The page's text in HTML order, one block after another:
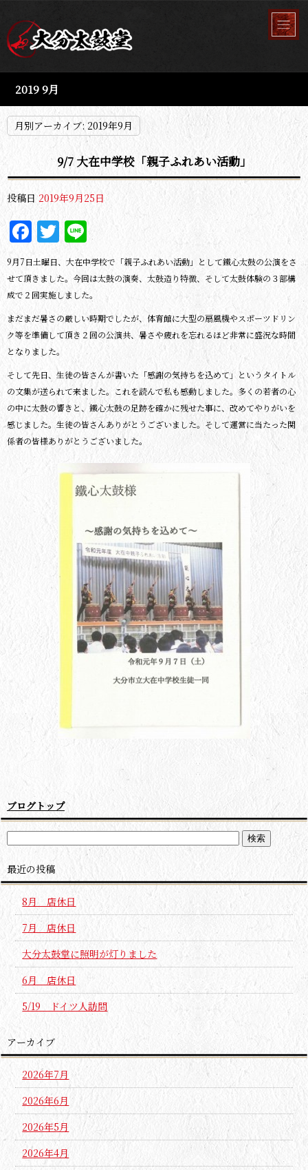
2019 9月
月別アーカイブ: 2019年9月
9/7 大在中学校「親子ふれあい活動」
投稿日 2019年9月25日
Facebook
Twitter
Line
9月7日土曜日、大在中学校で「親子ふれあい活動」として鐵心太鼓の公演をさ
せて頂きました。今回は太鼓の演奏、太鼓造り特徴、そして太鼓体験の３部構
成で２回実施しました。
まだまだ暑さの厳しい時期でしたが、体育館に大型の扇風機やスポーツドリン
ク等を準備して頂き２回の公演共、暑さや疲れを忘れるほど非常に盛況な時間
となりました。
そして先日、生徒の皆さんが書いた「感謝の気持ちを込めて」というタイトル
の文集が送られて来ました。これを読んで私も感動しました。多くの若者の心
の中に太鼓の響きと、鐵心太鼓の足跡を確かに残せた事に、改めてやりがいを
感じました。生徒の皆さんありがとうございました。そして運営に当たった関
係者の皆様ありがとうございました。
ブログトップ
最近の投稿
8月 店休日
7月 店休日
大分太鼓堂に照明が灯りました
6月 店休日
5/19 ドイツ人訪問
アーカイブ
2026年7月
2026年6月
2026年5月
2026年4月